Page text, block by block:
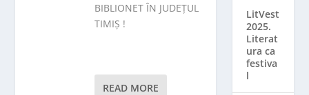
BIBLIONET ÎN JUDEȚUL
TIMIȘ !
READ MORE
LitVest
2025.
Literat
ura ca
festiva
l